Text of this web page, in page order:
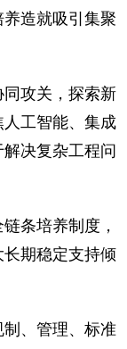
造就吸引集聚
攻关，探索新
工智能、集成
决复杂工程问
条培养制度，
期稳定支持倾
、管理、标准